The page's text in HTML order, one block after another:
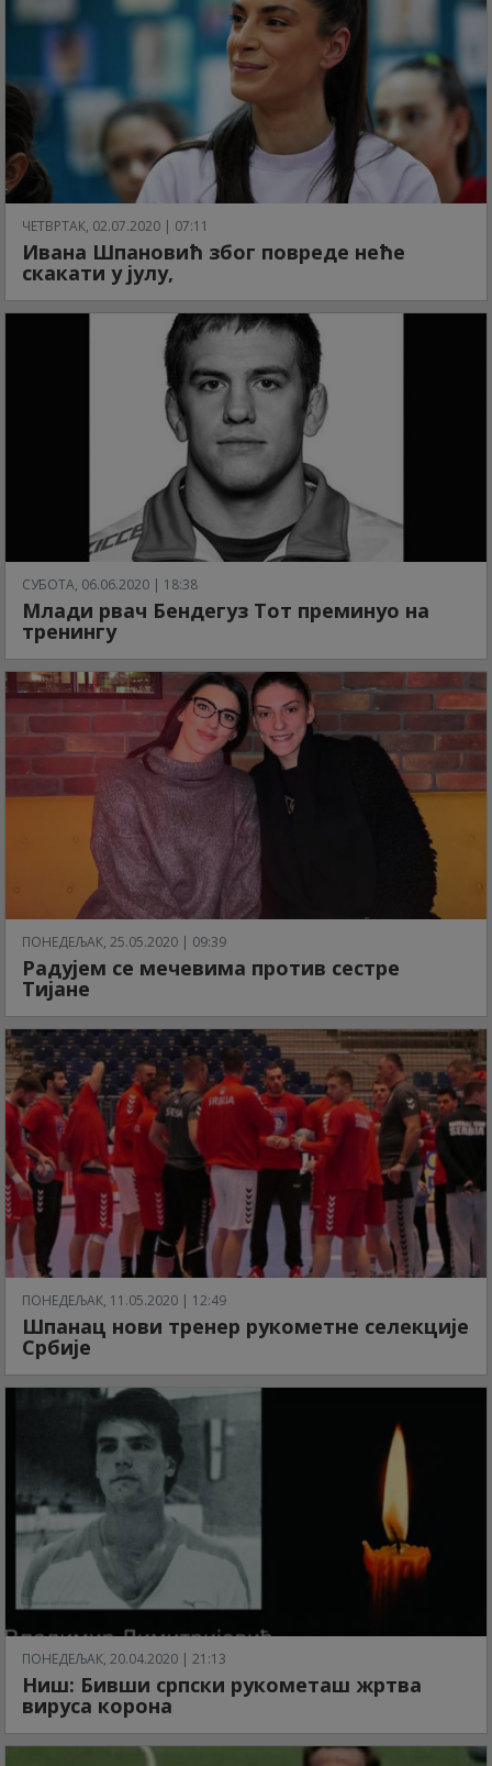
ЧЕТВРТАК, 02.07.2020 | 07:11
Ивана Шпановић због повреде неће
скакати у јулу,
СУБОТА, 06.06.2020 | 18:38
Млади рвач Бендегуз Тот преминуо на
тренингу
ПОНЕДЕЉАК, 25.05.2020 | 09:39
Радујем се мечевима против сестре
Тијане
ПОНЕДЕЉАК, 11.05.2020 | 12:49
Шпанац нови тренер рукометне селекције
Србије
ПОНЕДЕЉАК, 20.04.2020 | 21:13
Ниш: Бивши српски рукометаш жртва
вируса корона